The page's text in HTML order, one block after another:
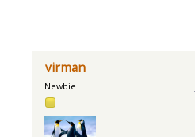
virman
Newbie